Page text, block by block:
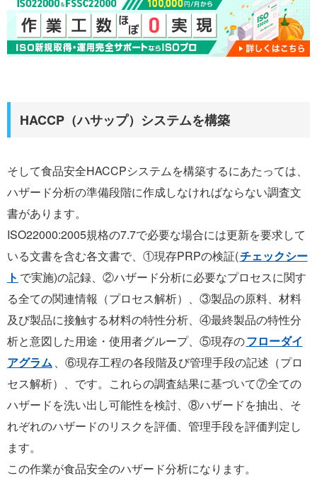
HACCP（ハサップ）システムを構築
そして食品安全HACCPシステムを構築するにあたっては、
ハザード分析の準備段階に作成しなければならない調査文
書があります。
ISO22000:2005規格の7.7で必要な場合には更新を要求して
いる文書を含む各文書で、①現存PRPの検証(チェックシー
ト で実施)の記録、②ハザード分析に必要なプロセスに関す
る全ての関連情報（プロセス解析）、③製品の原料、材料
及び製品に接触する材料の特性分析、④最終製品の特性分
析と意図した用途・使用者グループ、⑤現存のフローダイ
アグラム、⑥現存工程の各段階及び管理手段の記述（プロ
セス解析）、です。これらの調査結果に基づいて⑦全ての
ハザードを洗い出し可能性を検討、⑧ハザードを抽出、そ
れぞれのハザードのリスクを評価、管理手段を評価判定し
ます。
この作業が食品安全のハザード分析になります。